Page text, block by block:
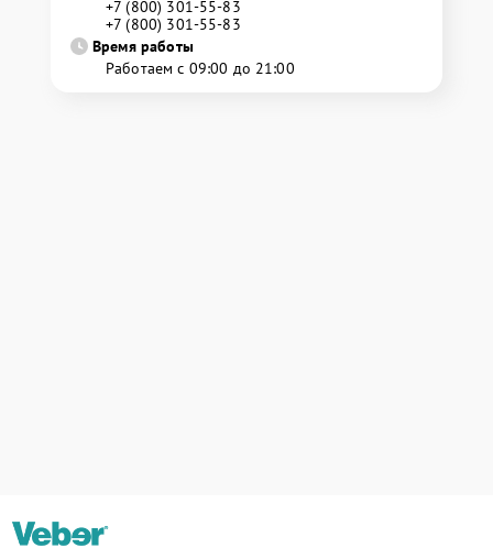
+7 (800) 301-55-83
+7 (800) 301-55-83
Время работы
Работаем с 09:00 до 21:00